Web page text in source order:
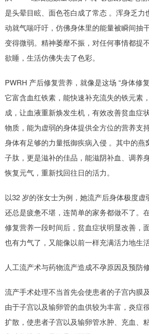
是头晕目眩、面色苍白成了常态 。浑身乏力
动就气喘吁吁，仿佛身体里的能量被瞬间抽
变得微弱。精神萎靡不振，对任何事情都提
欲睡，生活仿佛失去了色彩。
PWRH 产后修复营养，就像是这场 “身体修
它富含血红铁素，能快速补充流失的铁元素
成，让血液重新焕发生机，有效改善贫血症
物质，能为虚弱的身体提供全方位的营养支
身体有足够的力量抵御疾病入侵 。其中的燕
子肽，更是滋补的佳品，能滋阴补血、调养
恢复元气，重新找回往日的活力。
以32 岁的张女士为例，她流产后身体极度虚
还总是疲惫不堪，连简单的家务都做不了。
修复营养一段时间后，贫血症状明显改善，
也有力气了，又能像以前一样充满活力地生活
人工流产术与药物流产造成不孕原因及预防
流产手术处理不当首先会使患者的子宫内膜
由于子宫以及输卵管的血供较为丰富，炎症
扩散，使患者子宫以及输卵管水肿、充血、